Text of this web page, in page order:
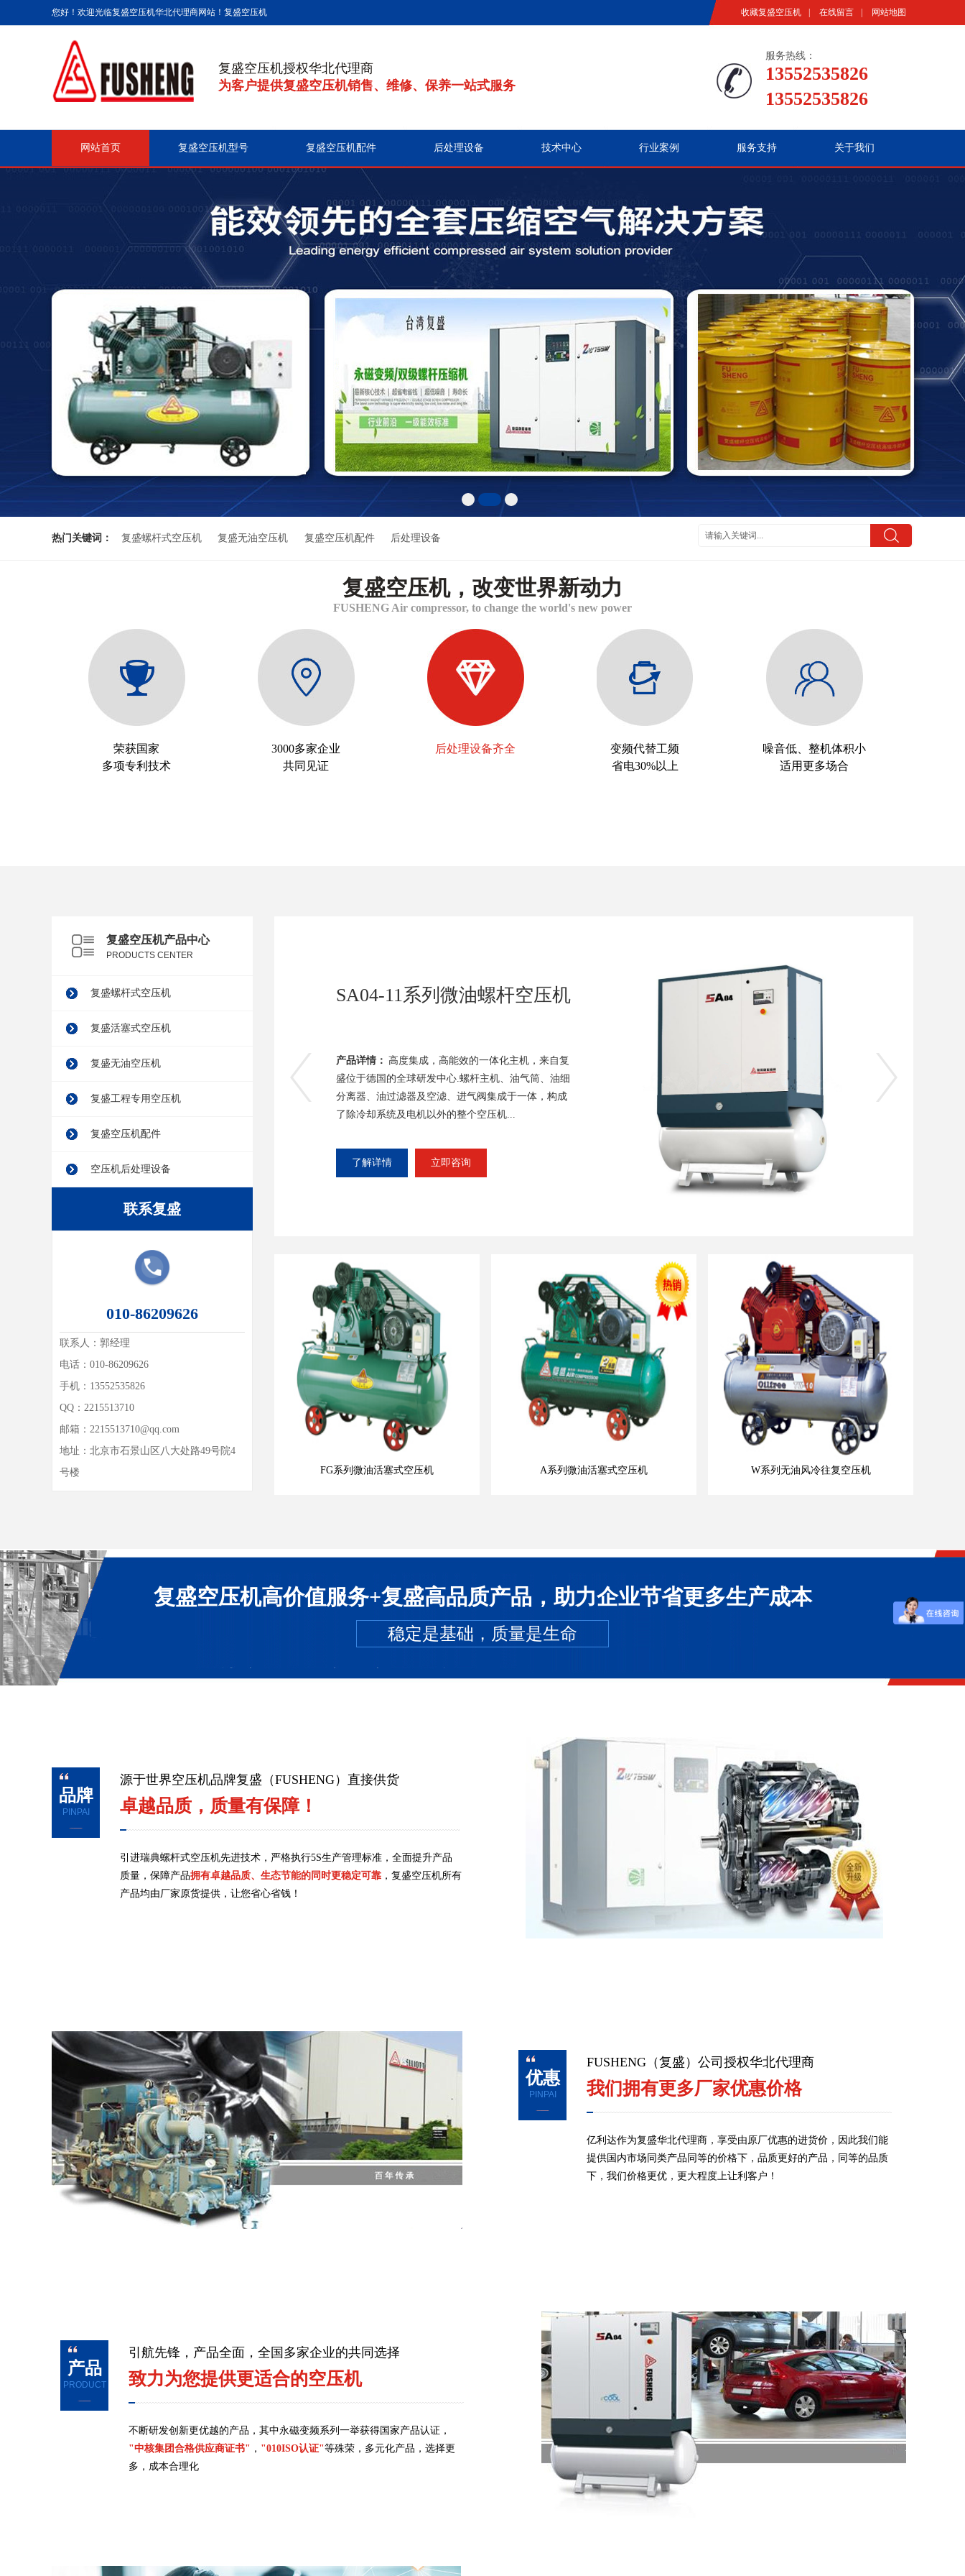
收藏复盛空压机 在线留言 网站地图
您好！欢迎光临复盛空压机华北代理商网站！ 复盛空压机
服务热线：
13552535826
13552535826
复盛空压机授权华北代理商
为客户提供复盛空压机销售、维修、保养一站式服务
网站首页 复盛空压机型号 复盛空压机配件 后处理设备 技术中心 行业案例 服务支持 关于我们
热门关键词： 复盛螺杆式空压机 复盛无油空压机 复盛空压机配件 后处理设备
复盛空压机，改变世界新动力
FUSHENG Air compressor, to change the world's new power
荣获国家
多项专利技术
3000多家企业
共同见证
后处理设备齐全
变频代替工频
省电30%以上
噪音低、整机体积小
适用更多场合
复盛空压机产品中心
PRODUCTS CENTER
复盛螺杆式空压机
复盛活塞式空压机
复盛无油空压机
复盛工程专用空压机
复盛空压机配件
空压机后处理设备
联系复盛
010-86209626
联系人： 郭经理
电话：010-86209626
手机：13552535826
QQ： 2215513710
邮箱： 2215513710@qq.com
地址： 北京市石景山区八大处路49号院4
号楼
SA04-11系列微油螺杆空压机
高度集成，高能效的一体化主机，来自复
盛位于德国的全球研发中心.螺杆主机、油气筒、油细
分离器、油过滤器及空滤、进气阀集成于一体，构成
了除冷却系统及电机以外的整个空压机...
FG系列微油活塞式空压机 A系列微油活塞式空压机 W系列无油风冷往复空压机
复盛空压机高价值服务+复盛高品质产品，助力企业节省更多生产成本
稳定是基础，质量是生命
品牌
PINPAI
源于世界空压机品牌复盛（FUSHENG）直接供货
卓越品质，质量有保障！
引进瑞典螺杆式空压机先进技术，严格执行5S生产管理标准，全面提升产品
质量，保障产品拥有卓越品质、生态节能的同时更稳定可靠 ，复盛空压机所有
产品均由厂家原货提供，让您省心省钱！
优惠
PINPAI
FUSHENG（复盛）公司授权华北代理商
我们拥有更多厂家优惠价格
亿利达作为复盛华北代理商，享受由原厂优惠的进货价，因此我们能
提供国内市场同类产品同等的价格下，品质更好的产品，同等的品质
下，我们价格更优，更大程度上让利客户！
产品
PRODUCT
引航先锋，产品全面，全国多家企业的共同选择
致力为您提供更适合的空压机
不断研发创新更优越的产品，其中永磁变频系列一举获得国家产品认证，
"中核集团合格供应商证书" ， "010ISO认证"等殊荣，多元化产品，选择更
多，成本合理化